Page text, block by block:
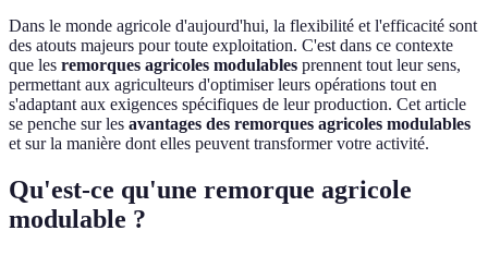
Dans le monde agricole d'aujourd'hui, la flexibilité et l'efficacité sont
des atouts majeurs pour toute exploitation. C'est dans ce contexte
que les remorques agricoles modulables prennent tout leur sens,
permettant aux agriculteurs d'optimiser leurs opérations tout en
s'adaptant aux exigences spécifiques de leur production. Cet article
se penche sur les avantages des remorques agricoles modulables
et sur la manière dont elles peuvent transformer votre activité.
Qu'est-ce qu'une remorque agricole
modulable ?